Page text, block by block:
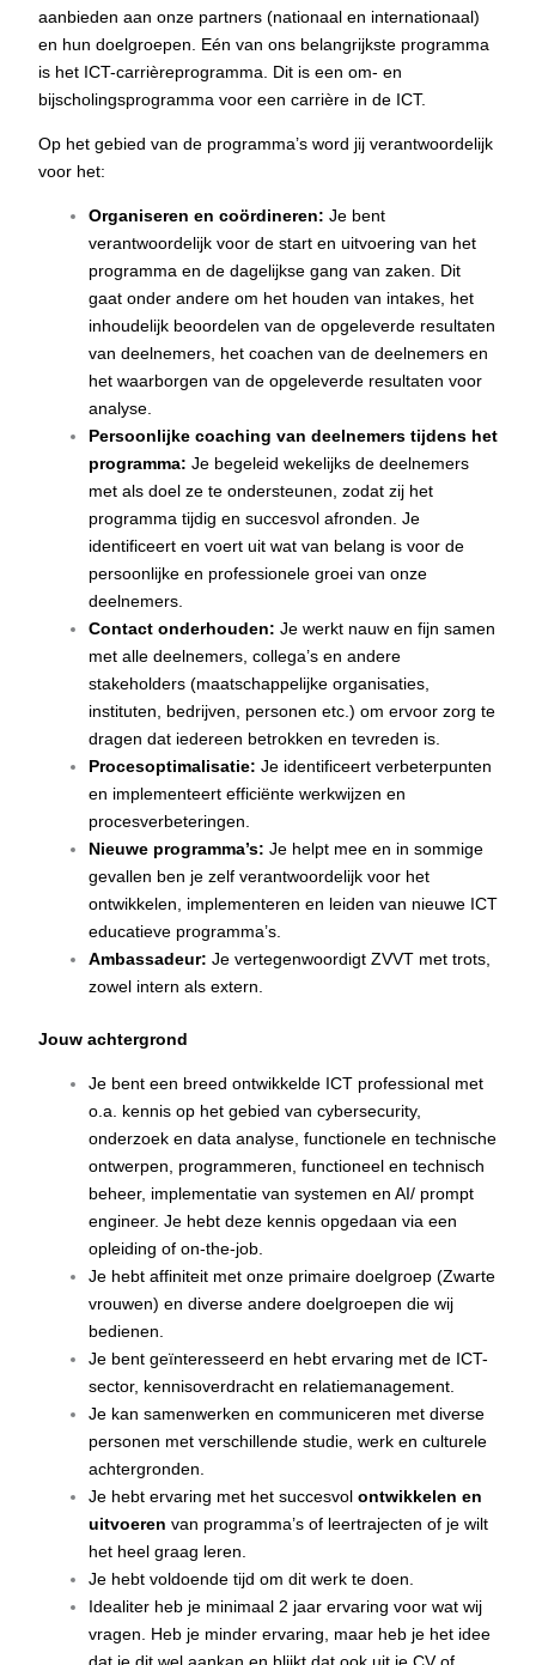
aanbieden aan onze partners (nationaal en internationaal)
en hun doelgroepen. Eén van ons belangrijkste programma
is het ICT-carrièreprogramma. Dit is een om- en
bijscholingsprogramma voor een carrière in de ICT.
Op het gebied van de programma’s word jij verantwoordelijk
voor het:
Organiseren en coördineren: Je bent
verantwoordelijk voor de start en uitvoering van het
programma en de dagelijkse gang van zaken. Dit
gaat onder andere om het houden van intakes, het
inhoudelijk beoordelen van de opgeleverde resultaten
van deelnemers, het coachen van de deelnemers en
het waarborgen van de opgeleverde resultaten voor
analyse.
Persoonlijke coaching van deelnemers tijdens het
programma: Je begeleid wekelijks de deelnemers
met als doel ze te ondersteunen, zodat zij het
programma tijdig en succesvol afronden. Je
identificeert en voert uit wat van belang is voor de
persoonlijke en professionele groei van onze
deelnemers.
Contact onderhouden: Je werkt nauw en fijn samen
met alle deelnemers, collega’s en andere
stakeholders (maatschappelijke organisaties,
instituten, bedrijven, personen etc.) om ervoor zorg te
dragen dat iedereen betrokken en tevreden is.
Procesoptimalisatie: Je identificeert verbeterpunten
en implementeert efficiënte werkwijzen en
procesverbeteringen.
Nieuwe programma’s: Je helpt mee en in sommige
gevallen ben je zelf verantwoordelijk voor het
ontwikkelen, implementeren en leiden van nieuwe ICT
educatieve programma’s.
Ambassadeur: Je vertegenwoordigt ZVVT met trots,
zowel intern als extern.
Jouw achtergrond
Je bent een breed ontwikkelde ICT professional met
o.a. kennis op het gebied van cybersecurity,
onderzoek en data analyse, functionele en technische
ontwerpen, programmeren, functioneel en technisch
beheer, implementatie van systemen en AI/ prompt
engineer. Je hebt deze kennis opgedaan via een
opleiding of on-the-job.
Je hebt affiniteit met onze primaire doelgroep (Zwarte
vrouwen) en diverse andere doelgroepen die wij
bedienen.
Je bent geïnteresseerd en hebt ervaring met de ICT-
sector, kennisoverdracht en relatiemanagement.
Je kan samenwerken en communiceren met diverse
personen met verschillende studie, werk en culturele
achtergronden.
Je hebt ervaring met het succesvol ontwikkelen en
uitvoeren van programma’s of leertrajecten of je wilt
het heel graag leren.
Je hebt voldoende tijd om dit werk te doen.
Idealiter heb je minimaal 2 jaar ervaring voor wat wij
vragen. Heb je minder ervaring, maar heb je het idee